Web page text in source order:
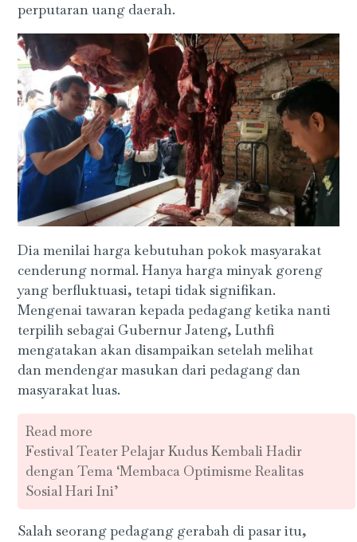
perputaran uang daerah.
Dia menilai harga kebutuhan pokok masyarakat
cenderung normal. Hanya harga minyak goreng
yang berfluktuasi, tetapi tidak signifikan.
Mengenai tawaran kepada pedagang ketika nanti
terpilih sebagai Gubernur Jateng, Luthfi
mengatakan akan disampaikan setelah melihat
dan mendengar masukan dari pedagang dan
masyarakat luas.
Read more
Festival Teater Pelajar Kudus Kembali Hadir
dengan Tema ‘Membaca Optimisme Realitas
Sosial Hari Ini’
Salah seorang pedagang gerabah di pasar itu,